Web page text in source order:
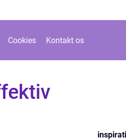
Cookies Kontakt os